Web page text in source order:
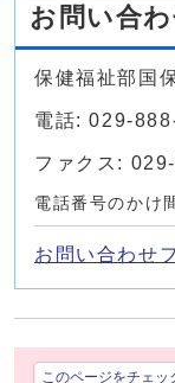
お問い合
保健福祉部国
電話: 029-
ファクス:
電話番号のかけ
お問い合わせ
このページをチェッ